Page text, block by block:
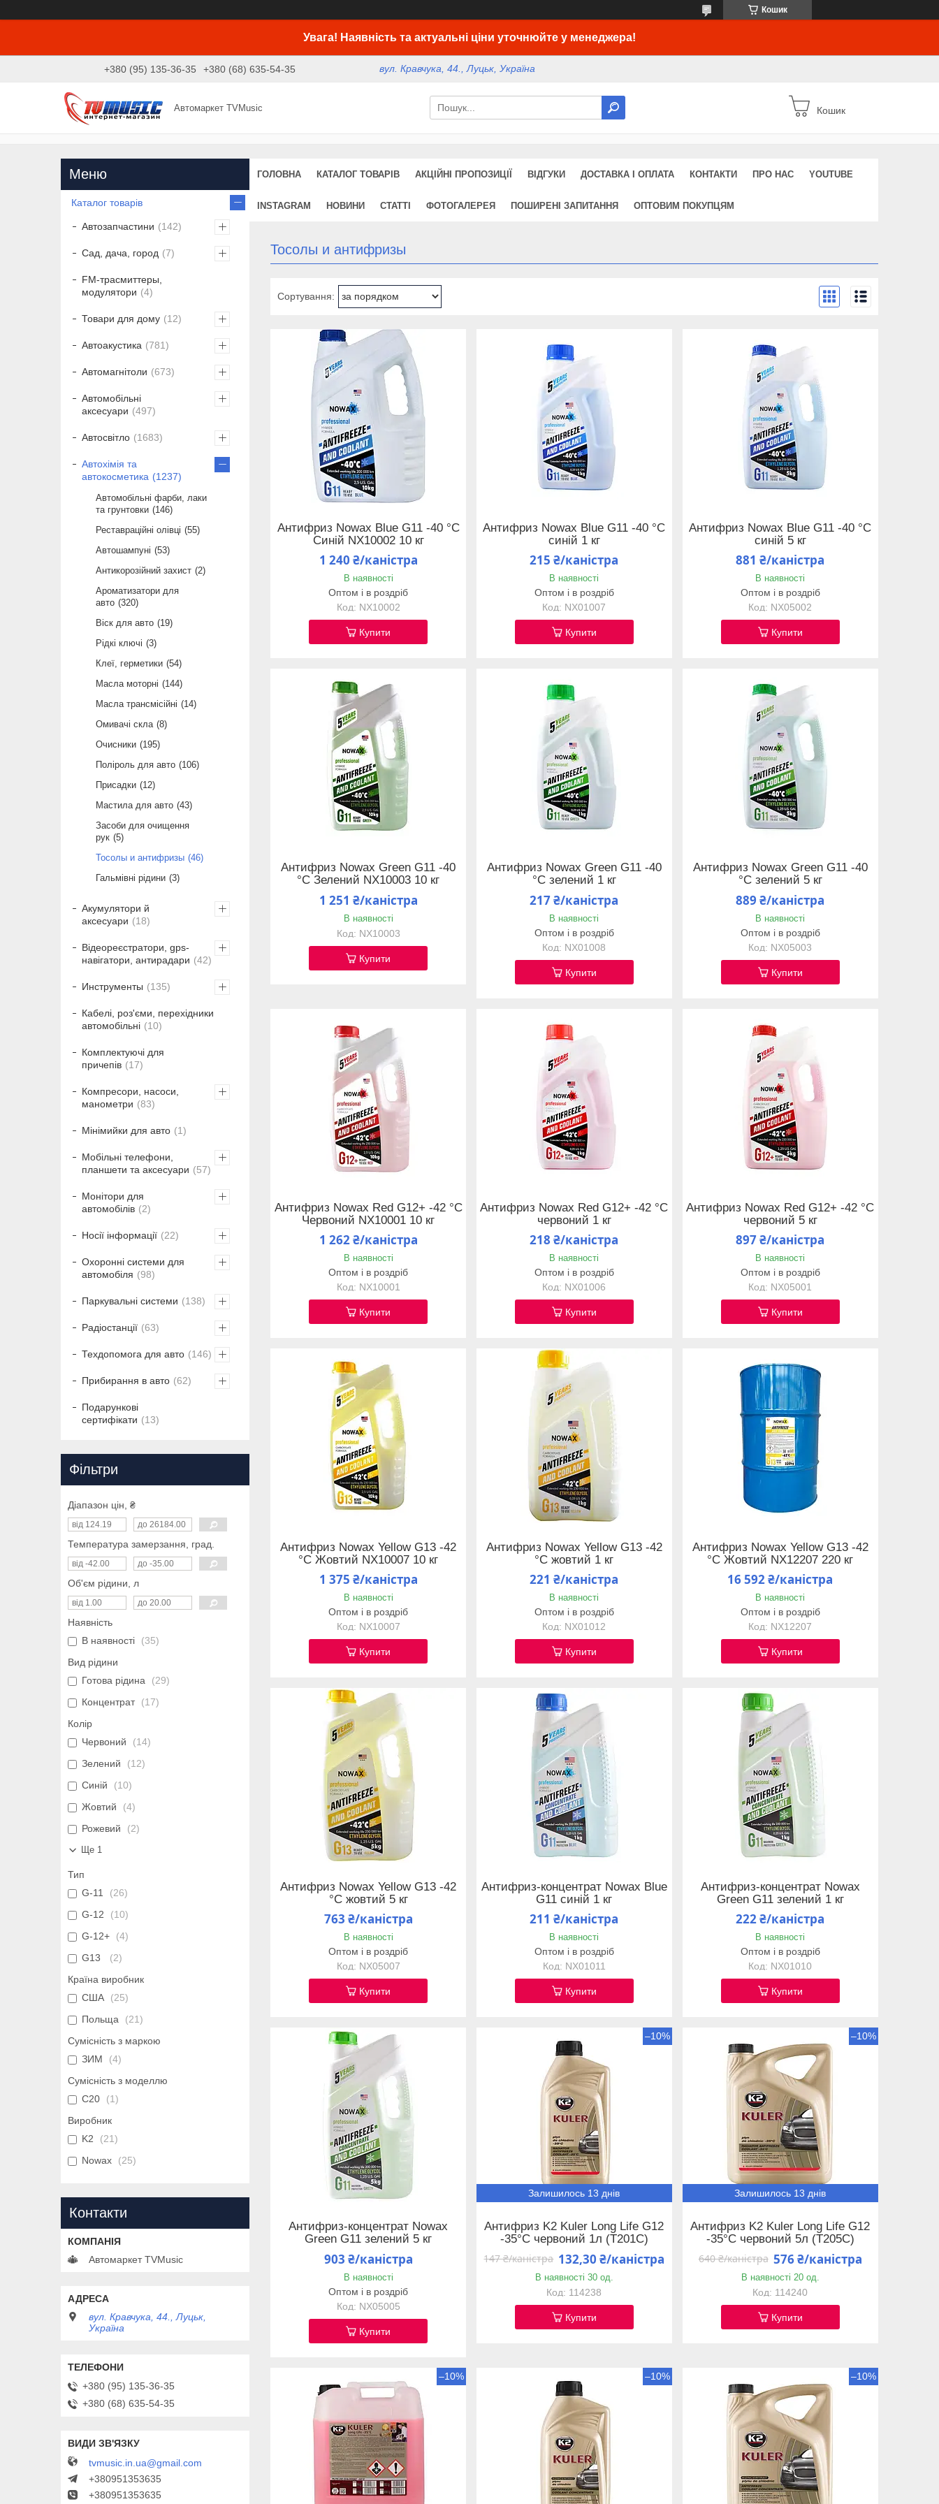
Кошик
Увага! Наявність та актуальні ціни уточнюйте у менеджера!
+380 (95) 135-36-35 +380 (68) 635-54-35 вул. Кравчука, 44., Луцьк, Україна
Автомаркет TVMusic Кошик
ГОЛОВНА КАТАЛОГ ТОВАРІВ АКЦІЙНІ ПРОПОЗИЦІЇ ВІДГУКИ ДОСТАВКА І ОПЛАТА КОНТАКТИ ПРО НАС YOUTUBE
INSTAGRAM НОВИНИ СТАТТІ ФОТОГАЛЕРЕЯ ПОШИРЕНІ ЗАПИТАННЯ ОПТОВИМ ПОКУПЦЯМ
Тосолы и антифризы
Антифриз Nowax Blue G11 -40 °C
Синій NX10002 10 кг
1 240 ₴/каністра
В наявності
Оптом і в роздріб
NX10002
Купити
Антифриз Nowax Blue G11 -40 °C
синій 1 кг
215 ₴/каністра
В наявності
Оптом і в роздріб
NX01007
Купити
Антифриз Nowax Blue G11 -40 °C
синій 5 кг
881 ₴/каністра
В наявності
Оптом і в роздріб
NX05002
Купити
Антифриз Nowax Green G11 -40
°C Зелений NX10003 10 кг
1 251 ₴/каністра
В наявності
NX10003
Купити
Антифриз Nowax Green G11 -40
°C зелений 1 кг
217 ₴/каністра
В наявності
Оптом і в роздріб
NX01008
Купити
Антифриз Nowax Green G11 -40
°C зелений 5 кг
889 ₴/каністра
В наявності
Оптом і в роздріб
NX05003
Купити
Антифриз Nowax Red G12+ -42 °C
Червоний NX10001 10 кг
1 262 ₴/каністра
В наявності
Оптом і в роздріб
NX10001
Купити
Антифриз Nowax Red G12+ -42 °C
червоний 1 кг
218 ₴/каністра
В наявності
Оптом і в роздріб
NX01006
Купити
Антифриз Nowax Red G12+ -42 °C
червоний 5 кг
897 ₴/каністра
В наявності
Оптом і в роздріб
NX05001
Купити
Антифриз Nowax Yellow G13 -42
°C Жовтий NX10007 10 кг
1 375 ₴/каністра
В наявності
Оптом і в роздріб
NX10007
Купити
Антифриз Nowax Yellow G13 -42
°C жовтий 1 кг
221 ₴/каністра
В наявності
Оптом і в роздріб
NX01012
Купити
Антифриз Nowax Yellow G13 -42
°C Жовтий NX12207 220 кг
16 592 ₴/каністра
В наявності
Оптом і в роздріб
NX12207
Купити
Антифриз Nowax Yellow G13 -42
°C жовтий 5 кг
763 ₴/каністра
В наявності
Оптом і в роздріб
NX05007
Купити
Антифриз-концентрат Nowax Blue
G11 синій 1 кг
211 ₴/каністра
В наявності
Оптом і в роздріб
NX01011
Купити
Антифриз-концентрат Nowax
Green G11 зелений 1 кг
222 ₴/каністра
В наявності
Оптом і в роздріб
NX01010
Купити
Антифриз-концентрат Nowax
Green G11 зелений 5 кг
903 ₴/каністра
В наявності
Оптом і в роздріб
NX05005
Купити
–10%
Залишилось 13 днів
Антифриз K2 Kuler Long Life G12
-35°C червоний 1л (T201C)
147 ₴/каністра 132,30 ₴/каністра
В наявності 30 од.
114238
Купити
–10%
Залишилось 13 днів
Антифриз K2 Kuler Long Life G12
-35°C червоний 5л (T205C)
640 ₴/каністра 576 ₴/каністра
В наявності 20 од.
114240
Купити
–10% –10% –10%
Каталог товарів
Автозапчастини 142
Сад, дача, город 7
FM-трасмиттеры,
модулятори
4
Товари для дому 12
Автоакустика 781
Автомагнітоли 673
Автомобільні
аксесуари
497
Автосвітло 1683
Автохімія та
автокосметика
1237
Автомобільні фарби, лаки
та грунтовки
146
Реставраційні олівці
55
Автошампуні
53
Антикорозійний захист 2
Ароматизатори для
авто 320
Віск для авто
19
Рідкі ключі
3
Клеї, герметики 54
Масла моторні
144
Масла трансмісійні
14
Омивачі скла 8
Очисники
195
Поліроль для авто
106
Присадки
12
Мастила для авто 43
Засоби для очищення
рук 5
Тосолы и антифризы 46
Гальмівні рідини 3
Акумулятори й
аксесуари
18
Відеореєстратори, gps-
навігатори, антирадари
42
Инструменты 135
Кабелі, роз'єми, перехідники
автомобільні
10
Комплектуючі для
причепів
17
Компресори, насоси,
манометри
83
Мінімийки для авто 1
Мобільні телефони,
планшети та аксесуари
57
Монітори для
автомобілів
2
Носії інформації 22
Охоронні системи для
автомобіля
98
Паркувальні системи 138
Радіостанції 63
Техдопомога для авто 146
Прибирання в авто 62
Подарункові
сертифікати
13
Фільтри
Діапазон цін, ₴
Температура замерзання, град.
Об'єм рідини, л
Наявність
В наявності
35
Вид рідини
Готова рідина
29
Концентрат
17
Колір
Червоний
14
Зелений
12
Синій
10
Жовтий
4
Рожевий
2
Ще 1
Тип
G-11
26
G-12
10
G-12+
4
G13
2
Країна виробник
США
25
Польща
21
Сумісність з маркою
ЗИМ
4
Сумісність з моделлю
C20
1
Виробник
K2
21
Nowax
25
Контакти
Автомаркет TVMusic
вул. Кравчука, 44., Луцьк,
Україна
+380 (95) 135-36-35
+380 (68) 635-54-35
tvmusic.in.ua@gmail.com
+380951353635
+380951353635